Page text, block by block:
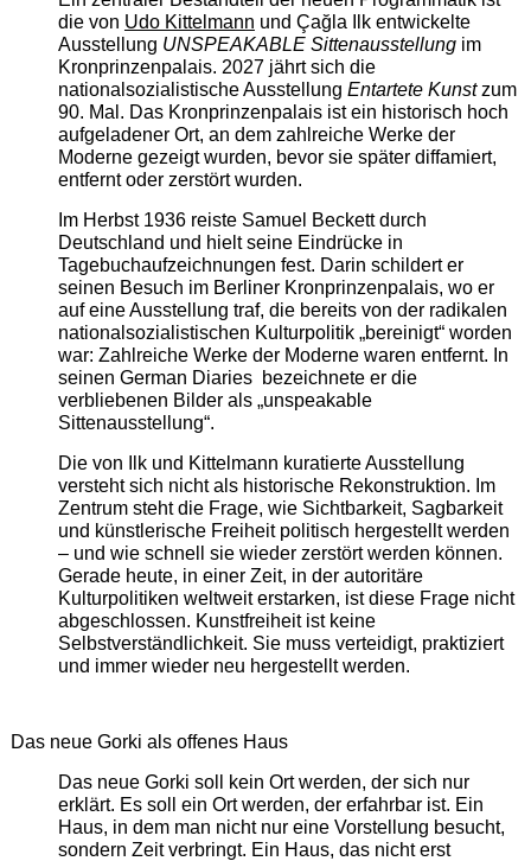
die von Udo Kittelmann und Çağla Ilk entwickelte
Ausstellung UNSPEAKABLE Sittenausstellungim
Kronprinzenpalais. 2027 jährt sich die
nationalsozialistische Ausstellung Entartete Kunstzum
90. Mal. Das Kronprinzenpalais ist ein historisch hoch
aufgeladener Ort, an dem zahlreiche Werke der
Moderne gezeigt wurden, bevor sie später diffamiert,
entfernt oder zerstört wurden.
Im Herbst 1936 reiste Samuel Beckett durch
Deutschland und hielt seine Eindrücke in
Tagebuchaufzeichnungen fest. Darin schildert er
seinen Besuch im Berliner Kronprinzenpalais, wo er
auf eine Ausstellung traf, die bereits von der radikalen
nationalsozialistischen Kulturpolitik „bereinigt“ worden
war: Zahlreiche Werke der Moderne waren entfernt. In
seinen German Diaries bezeichnete er die
verbliebenen Bilder als „unspeakable
Sittenausstellung“.
Die von Ilk und Kittelmann kuratierte Ausstellung
versteht sich nicht als historische Rekonstruktion. Im
Zentrum steht die Frage, wie Sichtbarkeit, Sagbarkeit
und künstlerische Freiheit politisch hergestellt werden
– und wie schnell sie wieder zerstört werden können.
Gerade heute, in einer Zeit, in der autoritäre
Kulturpolitiken weltweit erstarken, ist diese Frage nicht
abgeschlossen. Kunstfreiheit ist keine
Selbstverständlichkeit. Sie muss verteidigt, praktiziert
und immer wieder neu hergestellt werden.
Das neue Gorki als offenes Haus
Das neue Gorki soll kein Ort werden, der sich nur
erklärt. Es soll ein Ort werden, der erfahrbar ist. Ein
Haus, in dem man nicht nur eine Vorstellung besucht,
sondern Zeit verbringt. Ein Haus, das nicht erst